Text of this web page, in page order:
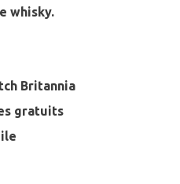
whisky.
Britannia
gratuits